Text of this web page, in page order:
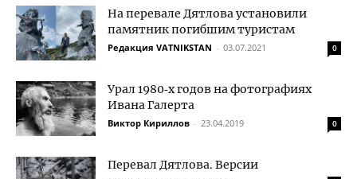
На перевале Дятлова установили
памятник погибшим туристам
Редакция VATNIKSTAN - 03.07.2021 0
Урал 1980‑х годов на фотографиях
Ивана Галерта
Виктор Кириллов - 23.04.2019 0
Перевал Дятлова. Версии